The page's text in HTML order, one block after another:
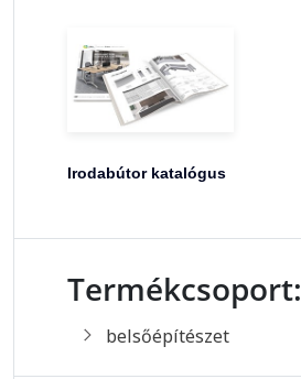
Irodabútor katalógus
Termékcsoport:
belsőépítészet